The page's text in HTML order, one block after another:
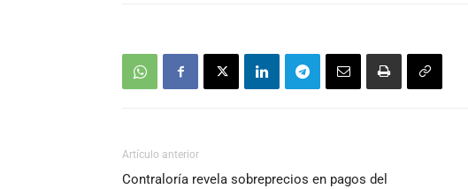
Artículo anterior
Contraloría revela sobreprecios en pagos del